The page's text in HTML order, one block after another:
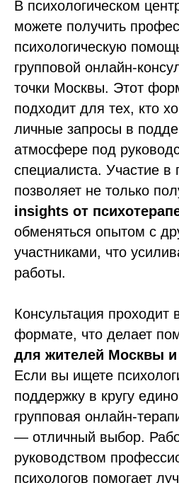
В психологическом
можете получить
психологическую
групповой онлайн-
точки Москвы. Этот
подходит для тех, кто
личные запросы в
атмосфере под
специалиста. Участие в
позволяет не только
insights от
обменяться опытом с
участниками, что
работы.
Консультация проходит
формате, что делает
для жителей Москвы и
Если вы ищете
поддержку в кругу
групповая онлайн-
— отличный выбор.
руководством
психологов помогает